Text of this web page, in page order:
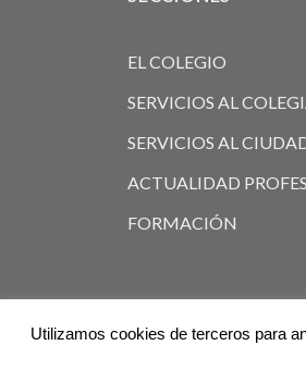
EL COLEGIO
SERVICIOS AL
SERVICIOS AL
ACTUALIDAD
FORMACIÓN
Utilizamos cookies de terceros para